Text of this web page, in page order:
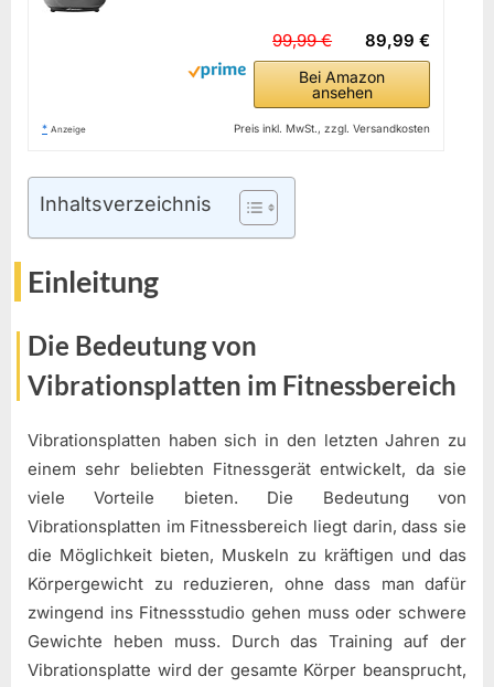
89,99 €
99,99 €
Bei Amazon
ansehen
* Anzeige Preis inkl. MwSt., zzgl. Versandkosten
Inhaltsverzeichnis
Einleitung
Die Bedeutung von
Vibrationsplatten im Fitnessbereich
Vibrationsplatten haben sich in den letzten Jahren zu
einem sehr beliebten Fitnessgerät entwickelt, da sie
viele Vorteile bieten. Die Bedeutung von
Vibrationsplatten im Fitnessbereich liegt darin, dass sie
die Möglichkeit bieten, Muskeln zu kräftigen und das
Körpergewicht zu reduzieren, ohne dass man dafür
zwingend ins Fitnessstudio gehen muss oder schwere
Gewichte heben muss. Durch das Training auf der
Vibrationsplatte wird der gesamte Körper beansprucht,